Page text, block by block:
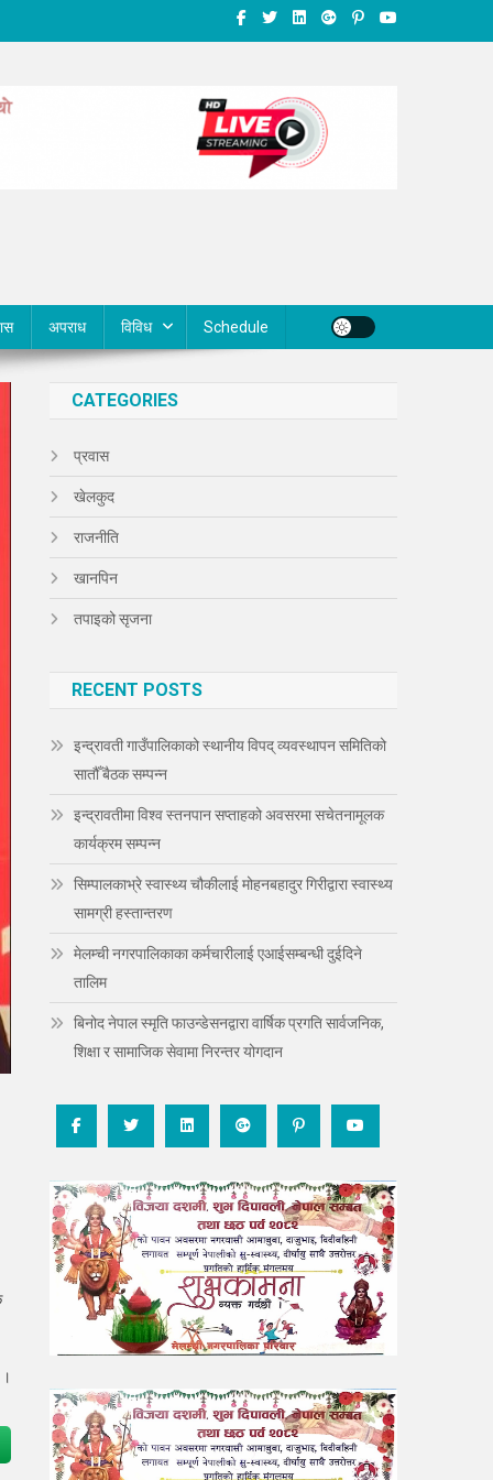
अपराध विविध Schedule
CATEGORIES
प्रवास
खेलकुद
राजनीति
खानपिन
तपाइको सृजना
RECENT POSTS
इन्द्रावती गाउँपालिकाको स्थानीय विपद् व्यवस्थापन समितिको
सातौँ बैठक सम्पन्न
इन्द्रावतीमा विश्व स्तनपान सप्ताहको अवसरमा सचेतनामूलक
कार्यक्रम सम्पन्न
सिम्पालकाभ्रे स्वास्थ्य चौकीलाई मोहनबहादुर गिरीद्वारा स्वास्थ्य
सामग्री हस्तान्तरण
मेलम्ची नगरपालिकाका कर्मचारीलाई एआईसम्बन्धी दुईदिने
तालिम
बिनोद नेपाल स्मृति फाउन्डेसनद्वारा वार्षिक प्रगति सार्वजनिक,
शिक्षा र सामाजिक सेवामा निरन्तर योगदान